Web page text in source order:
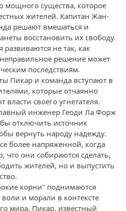
мощного существа, которое
жителей. Капитан Жан-
решают вмешаться и
восстановить их свободу.
развиваются не так, как
решение может
последствиям.
Пикар и команда вступают в
которые отчаянно
власти своего угнетателя.
инженер Геоди Ла Форж
отключить источник
вернуть народу надежду.
более напряженной, когда
что они собираются сделать,
жителей, но и выпустить
корни" поднимаются
и морали в контексте
мира. Пикар, известный